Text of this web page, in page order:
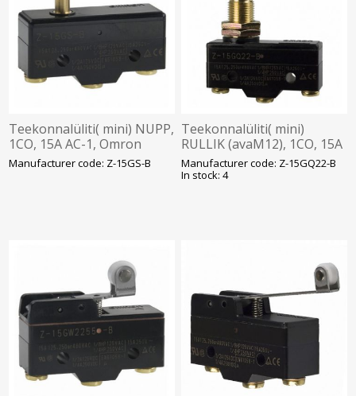
Teekonnalüliti( mini) NUPP,
1CO, 15A AC-1, Omron
Manufacturer code: Z-15GS-B
Teekonnalüliti( mini)
RULLIK (avaM12), 1CO, 15A
AC-1, kruviklemm, Omron
Manufacturer code: Z-15GQ22-B
In stock: 4